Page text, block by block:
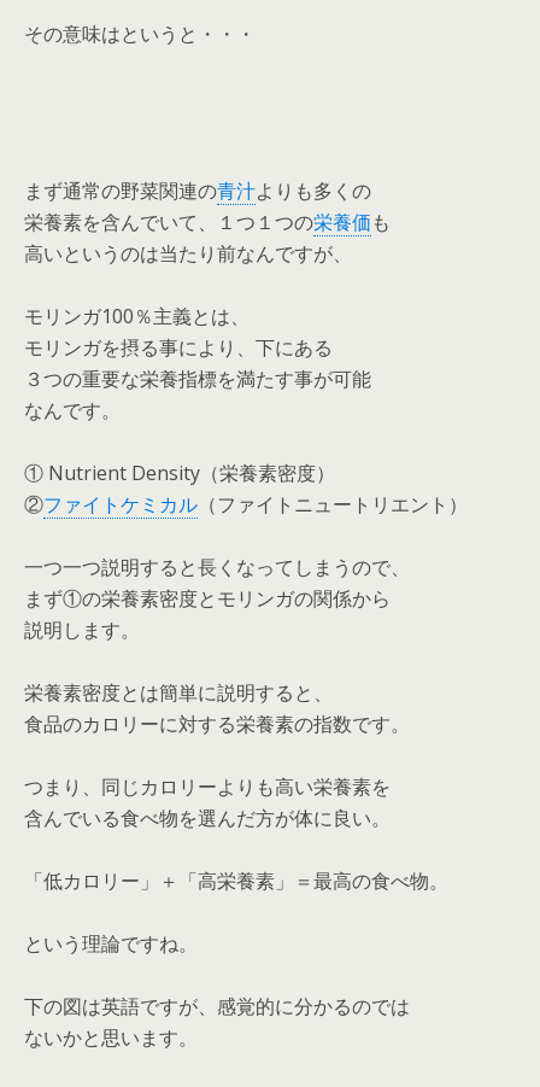
その意味はというと・・・
まず通常の野菜関連の青汁よりも多くの
栄養素を含んでいて、１つ１つの栄養価も
高いというのは当たり前なんですが、
モリンガ100％主義とは、
モリンガを摂る事により、下にある
３つの重要な栄養指標を満たす事が可能
なんです。
① Nutrient Density（栄養素密度）
②ファイトケミカル （ファイトニュートリエント）
一つ一つ説明すると長くなってしまうので、
まず①の栄養素密度とモリンガの関係から
説明します。
栄養素密度とは簡単に説明すると、
食品のカロリーに対する栄養素の指数です。
つまり、同じカロリーよりも高い栄養素を
含んでいる食べ物を選んだ方が体に良い。
「低カロリー」＋「高栄養素」＝最高の食べ物。
という理論ですね。
下の図は英語ですが、感覚的に分かるのでは
ないかと思います。